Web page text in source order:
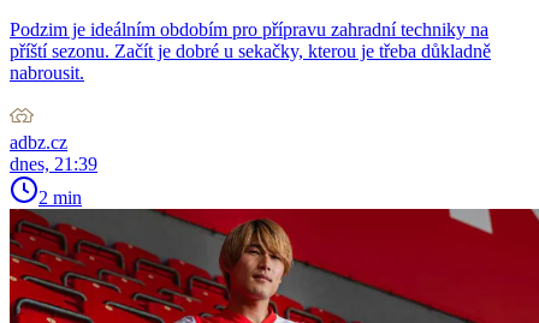
Podzim je ideálním obdobím pro přípravu zahradní techniky na
příští sezonu. Začít je dobré u sekačky, kterou je třeba důkladně
nabrousit.
adbz.cz
dnes, 21:39
2 min